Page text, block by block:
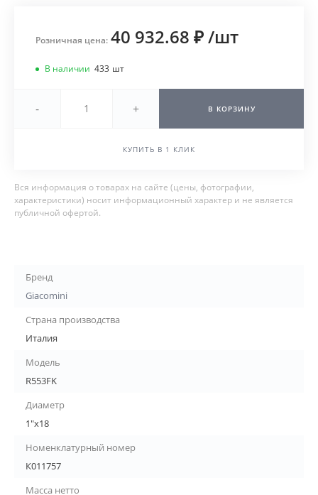
Розничная цена: 40 932.68 ₽/шт
В наличии 433 шт
- + В КОРЗИНУ
КУПИТЬ В 1 КЛИК
Вся информация о товарах на сайте (цены, фотографии,
характеристики) носит информационный характер и не является
публичной офертой.
Бренд
Giacomini
Страна производства
Италия
Модель
R553FK
Диаметр
1"х18
Номенклатурный номер
К011757
Масса нетто